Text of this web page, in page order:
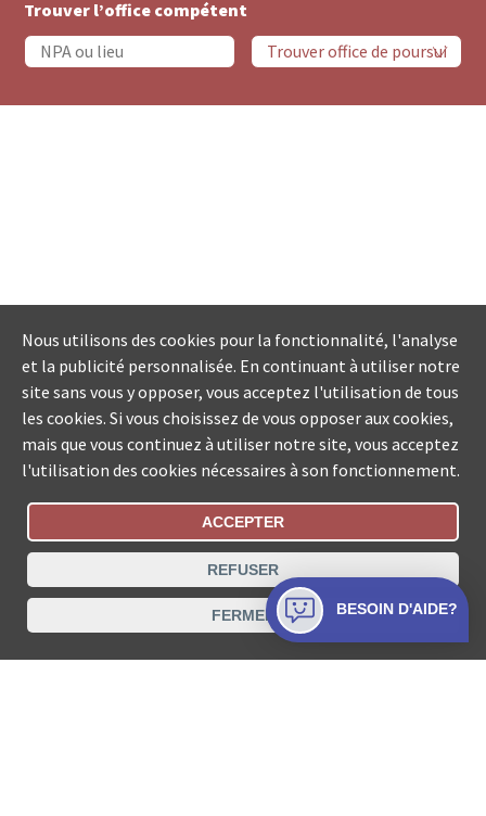
Trouver l’office compétent
Statut De La Commande
Recherche des offices de Suisse
Protection des données Mentions légales
Conditions d’utilisation Contact
Nous utilisons des cookies pour la fonctionnalité, l'analyse
et la publicité personnalisée. En continuant à utiliser notre
site sans vous y opposer, vous acceptez l'utilisation de tous
les cookies. Si vous choisissez de vous opposer aux cookies,
mais que vous continuez à utiliser notre site, vous acceptez
l'utilisation des cookies nécessaires à son fonctionnement.
ACCEPTER
REFUSER
FERMER BESOIN D'AIDE?